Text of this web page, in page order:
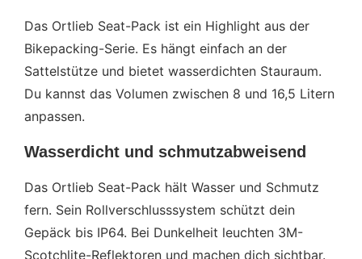
Das Ortlieb Seat-Pack ist ein Highlight aus der
Bikepacking-Serie. Es hängt einfach an der
Sattelstütze und bietet wasserdichten Stauraum.
Du kannst das Volumen zwischen 8 und 16,5 Litern
anpassen.
Wasserdicht und schmutzabweisend
Das Ortlieb Seat-Pack hält Wasser und Schmutz
fern. Sein Rollverschlusssystem schützt dein
Gepäck bis IP64. Bei Dunkelheit leuchten 3M-
Scotchlite-Reflektoren und machen dich sichtbar.